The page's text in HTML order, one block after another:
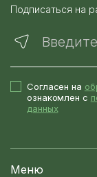
Подписаться на
Согласен на
ознакомлен с
данных
Меню